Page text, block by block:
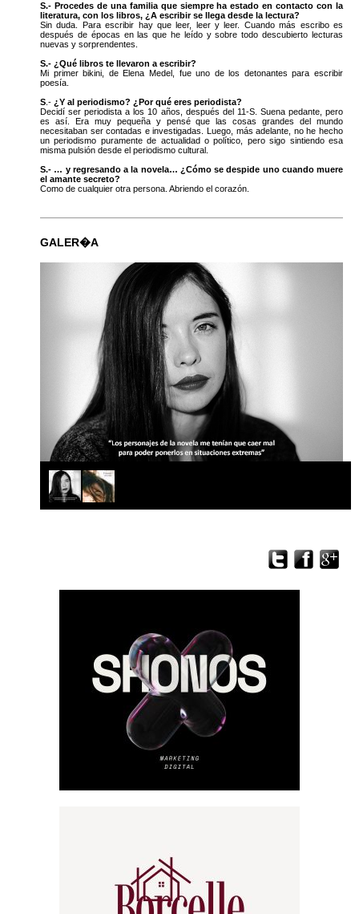
S.- Procedes de una familia que siempre ha estado en contacto con la
literatura, con los libros, ¿A escribir se llega desde la lectura?
Sin duda. Para escribir hay que leer, leer y leer. Cuando más escribo es
después de épocas en las que he leído y sobre todo descubierto lecturas
nuevas y sorprendentes.
S.- ¿Qué libros te llevaron a escribir?
Mi primer bikini, de Elena Medel, fue uno de los detonantes para escribir
poesía.
S .- ¿Y al periodismo? ¿Por qué eres periodista?
Decidí ser periodista a los 10 años, después del 11-S. Suena pedante, pero
es así. Era muy pequeña y pensé que las cosas grandes del mundo
necesitaban ser contadas e investigadas. Luego, más adelante, no he hecho
un periodismo puramente de actualidad o político, pero sigo sintiendo esa
misma pulsión desde el periodismo cultural.
S.- … y regresando a la novela… ¿Cómo se despide uno cuando muere
el amante secreto?
Como de cualquier otra persona. Abriendo el corazón.
GALER�A